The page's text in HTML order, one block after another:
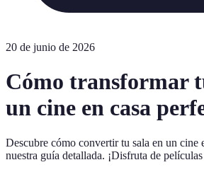
20 de junio de 2026
Cómo transformar
un cine en casa
Descubre cómo convertir tu sala en un cine
nuestra guía detallada. ¡Disfruta de